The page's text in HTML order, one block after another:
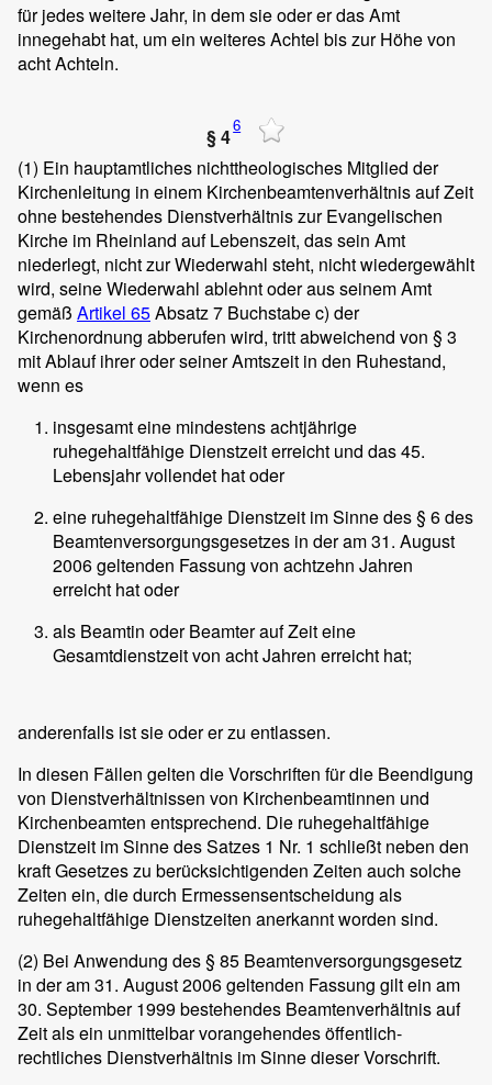
für jedes weitere Jahr, in dem sie oder er das Amt
innegehabt hat, um ein weiteres Achtel bis zur Höhe von
acht Achteln.
§ 46
(1) Ein hauptamtliches nichttheologisches Mitglied der
Kirchenleitung in einem Kirchenbeamtenverhältnis auf Zeit
ohne bestehendes Dienstverhältnis zur Evangelischen
Kirche im Rheinland auf Lebenszeit, das sein Amt
niederlegt, nicht zur Wiederwahl steht, nicht wiedergewählt
wird, seine Wiederwahl ablehnt oder aus seinem Amt
gemäß Artikel 65Absatz 7 Buchstabe c) der
Kirchenordnung abberufen wird, tritt abweichend von § 3
mit Ablauf ihrer oder seiner Amtszeit in den Ruhestand,
wenn es
insgesamt eine mindestens achtjährige
ruhegehaltfähige Dienstzeit erreicht und das 45.
Lebensjahr vollendet hat oder
eine ruhegehaltfähige Dienstzeit im Sinne des § 6 des
Beamtenversorgungsgesetzes in der am 31. August
2006 geltenden Fassung von achtzehn Jahren
erreicht hat oder
als Beamtin oder Beamter auf Zeit eine
Gesamtdienstzeit von acht Jahren erreicht hat;
anderenfalls ist sie oder er zu entlassen.
In diesen Fällen gelten die Vorschriften für die Beendigung
von Dienstverhältnissen von Kirchenbeamtinnen und
Kirchenbeamten entsprechend. Die ruhegehaltfähige
Dienstzeit im Sinne des Satzes 1 Nr. 1 schließt neben den
kraft Gesetzes zu berücksichtigenden Zeiten auch solche
Zeiten ein, die durch Ermessensentscheidung als
ruhegehaltfähige Dienstzeiten anerkannt worden sind.
(2) Bei Anwendung des § 85 Beamtenversorgungsgesetz
in der am 31. August 2006 geltenden Fassung gilt ein am
30. September 1999 bestehendes Beamtenverhältnis auf
Zeit als ein unmittelbar vorangehendes öffentlich-
rechtliches Dienstverhältnis im Sinne dieser Vorschrift.